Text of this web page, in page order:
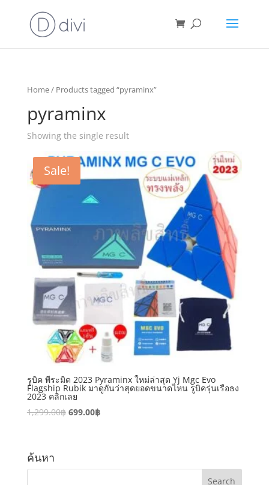
Home/ Products tagged “pyraminx”
pyraminx
Showing the single result
Sale!
รูบิค พีระมิด 2023 Pyraminx ใหม่ล่าสุด Yj Mgc Evo
Flagship Rubik มาดูกันว่าสุดยอดขนาดไหน รูบิครุ่นเรือธง
2023 คลิกเลย
1,299.00฿ 699.00฿
ค้นหา